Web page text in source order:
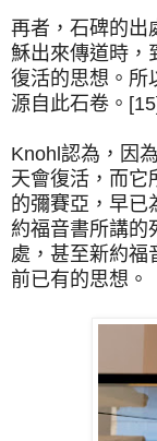
再者，石碑的出
穌出來傳道時，
復活的思想。所
源自此石卷。
Knohl認為，因為
天會復活，而它
的彌賽亞，早已
約福音書所講的
處，甚至新約福
前已有的思想。